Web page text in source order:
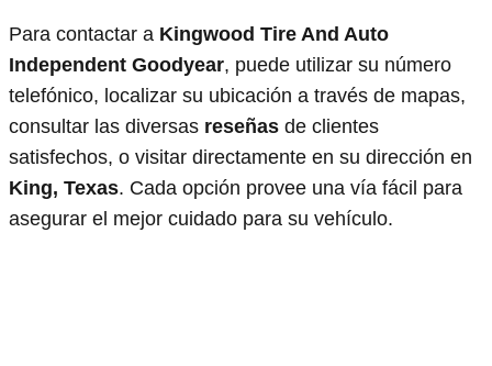
Para contactar a Kingwood Tire And Auto
Independent Goodyear, puede utilizar su número
telefónico, localizar su ubicación a través de mapas,
consultar las diversas reseñas de clientes
satisfechos, o visitar directamente en su dirección en
King, Texas. Cada opción provee una vía fácil para
asegurar el mejor cuidado para su vehículo.